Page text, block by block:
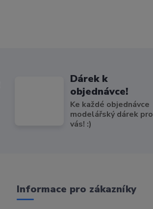
Dárek k
objednávce!
Ke každé objednávce
modelářský dárek pro
vás! :)
Informace pro zákazníky